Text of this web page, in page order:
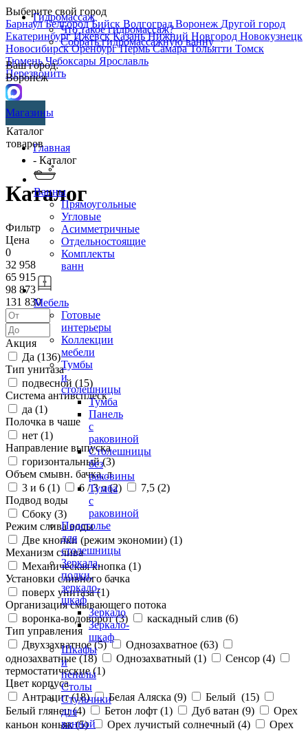
Выберите свой город
БарнаулБелгородБийск ВолгоградВоронеж Другой город
ЕкатеринбургИжевскКазаньНижний Новгород Новокузнецк
НовосибирскОренбургПермьСамараТольятти Томск
ТюменьЧебоксары Ярославль
Перезвонить
Гидромассаж
Что такое гидромассаж?
Собрать гидромассажную ванну
Ваш город:
Воронеж
Магазины
Каталог
товаров
Ванны
Прямоугольные
Угловые
Асимметричные
Отдельностоящие
Комплекты
ванн
Мебель
Готовые
интерьеры
Коллекции
мебели
Тумбы
и
столешницы
Тумба
Панель
с
раковиной
Столешницы
без
раковины
Тумба
с
раковиной
Подстолье
для
столешницы
Зеркала,
полки,
зеркало-
шкаф
Зеркало
Зеркало-
шкаф
Шкафы
и
пеналы
Столы
Стульчики
для
ванной
Главная
- Каталог
Каталог
Фильтр
Цена
0
32 958
65 915
98 873
131 830
Акция
Да (136)
Тип унитаза
подвесной (15)
Система антивсплеск
да (1)
Полочка в чаше
нет (1)
Направление выпуска
горизонтальный (3)
Объем смывн. бачка, л
3 и 6 (1) 6 / 3 л (2) 7,5 (2)
Подвод воды
Сбоку (3)
Режим слива воды
Две кнопки (режим экономии) (1)
Механизм слива
Механическая кнопка (1)
Установки сливного бачка
поверх унитаза (1)
Организация смывающего потока
воронка-водоворот (3) каскадный слив (6)
Тип управления
Двухзахватное (5) Однозахватное (63)
однозахватные (18) Однозахватный (1) Сенсор (4)
термостатические (1)
Цвет корпуса
Антрацит (18) Белая Аляска (9) Белый (15)
Белый глянец (4) Бетон лофт (1) Дуб ватан (9)
Орех
каньон коньяк (5) Орех лучистый солнечный (4)
Орех